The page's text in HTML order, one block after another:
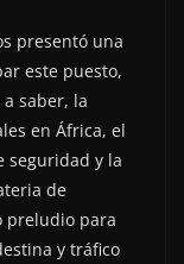
presentó una
este puesto,
saber, la
en África, el
seguridad y la
de
preludio para
y tráfico